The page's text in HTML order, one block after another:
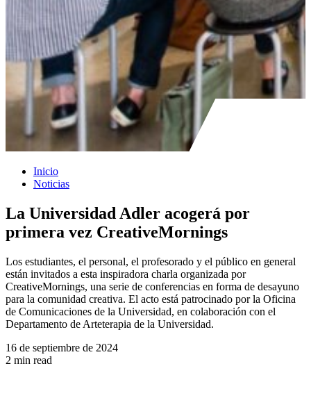
Inicio
Noticias
La Universidad Adler acogerá por
primera vez CreativeMornings
Los estudiantes, el personal, el profesorado y el público en general
están invitados a esta inspiradora charla organizada por
CreativeMornings, una serie de conferencias en forma de desayuno
para la comunidad creativa. El acto está patrocinado por la Oficina
de Comunicaciones de la Universidad, en colaboración con el
Departamento de Arteterapia de la Universidad.
16 de septiembre de 2024
2 min read